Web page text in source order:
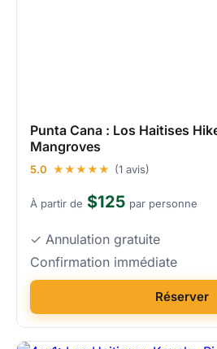
Punta Cana : Los Haitises
Mangroves
5.0 ★★★★★ (1 avis)
À partir de $125 par personne
✓ Annulation gratuite
Confirmation immédiate
Réserver